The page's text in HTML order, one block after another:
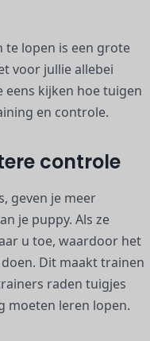
te lopen is een grote
voor jullie allebei
eens kijken hoe tuigen
en controle.
controle
geven je meer
je puppy. Als ze
u toe, waardoor het
Dit maakt trainen
raden tuigjes
moeten leren lopen.